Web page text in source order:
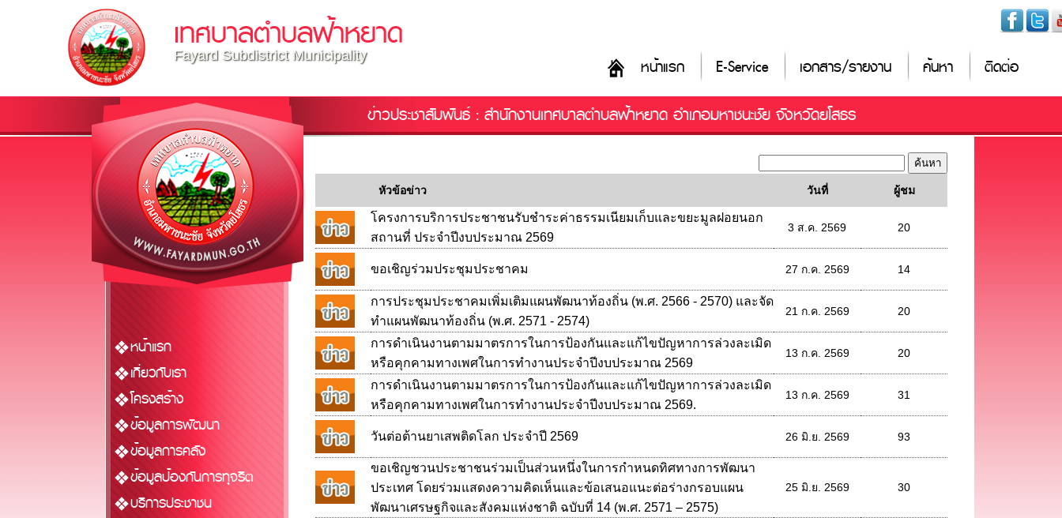
เทศบาลตำบลฟ้าหยาด
Fayard Subdistrict Municipality
หน้าแรก E-Service เอกสาร/รายงาน ค้นหา ติดต่อ
ข่าวประชาสัมพันธ์ : สำนักงานเทศบาลตำบลฟ้าหยาด อำเภอมหาชนะชัย จังหวัดยโสธร
หน้าแรก
เกี่ยวกับเรา
โครงสร้าง
ข้อมูลการพัฒนา
ข้อมูลการคลัง
ข้อมูลป้องกันการทุจริต
บริการประชาชน
หัวข้อข่าว วันที่ ผู้ชม
โครงการบริการประชาชนรับชำระค่าธรรมเนียมเก็บและขยะมูลฝอยนอก
สถานที่ ประจำปีงบประมาณ 2569
3 ส.ค. 2569 20
ขอเชิญร่วมประชุมประชาคม 27 ก.ค. 2569 14
การประชุมประชาคมเพิ่มเติมแผนพัฒนาท้องถิ่น (พ.ศ. 2566 - 2570) และจัด
ทำแผนพัฒนาท้องถิ่น (พ.ศ. 2571 - 2574)
21 ก.ค. 2569 20
การดำเนินงานตามมาตรการในการป้องกันและแก้ไขปัญหาการล่วงละเมิด
หรือคุกคามทางเพศในการทำงานประจำปีงบประมาณ 2569
13 ก.ค. 2569 20
การดำเนินงานตามมาตรการในการป้องกันและแก้ไขปัญหาการล่วงละเมิด
หรือคุกคามทางเพศในการทำงานประจำปีงบประมาณ 2569.
13 ก.ค. 2569 31
วันต่อต้านยาเสพติดโลก ประจำปี 2569 26 มิ.ย. 2569 93
ขอเชิญชวนประชาชนร่วมเป็นส่วนหนึ่งในการกำหนดทิศทางการพัฒนา
ประเทศ โดยร่วมแสดงความคิดเห็นและข้อเสนอแนะต่อร่างกรอบแผน
พัฒนาเศรษฐกิจและสังคมแห่งชาติ ฉบับที่ 14 (พ.ศ. 2571 – 2575)
25 มิ.ย. 2569 30